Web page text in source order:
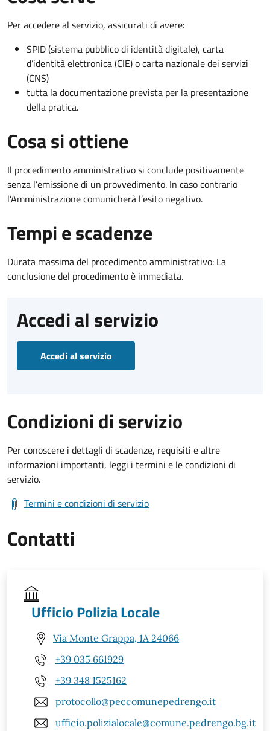
Per accedere al servizio, assicurati di avere:
SPID (sistema pubblico di identità digitale), carta
d’identità elettronica (CIE) o carta nazionale dei servizi
(CNS)
tutta la documentazione prevista per la presentazione
della pratica.
Cosa si ottiene
Il procedimento amministrativo si conclude positivamente
senza l’emissione di un provvedimento. In caso contrario
l’Amministrazione comunicherà l’esito negativo.
Tempi e scadenze
Durata massima del procedimento amministrativo: La
conclusione del procedimento è immediata.
Accedi al servizio
Accedi al servizio
Condizioni di servizio
Per conoscere i dettagli di scadenze, requisiti e altre
informazioni importanti, leggi i termini e le condizioni di
servizio.
Termini e condizioni di servizio
Contatti
Ufficio Polizia Locale
Via Monte Grappa, 1A 24066
+39 035 661929
+39 348 1525162
protocollo@peccomunepedrengo.it
ufficio.polizialocale@comune.pedrengo.bg.it